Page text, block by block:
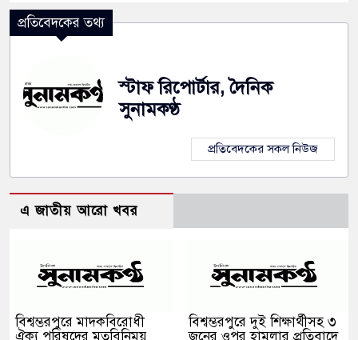
প্রতিবেদকের তথ্য
স্টাফ রিপোর্টার, দৈনিক
সুনামকণ্ঠ
প্রতিবেদকের সকল নিউজ
এ জাতীয় আরো খবর
বিশ্বম্ভরপুরে মাদকবিরোধী
ঐক্য পরিষদের মতবিনিময়
বিশ্বম্ভরপুরে দুই শিক্ষার্থীসহ ৩
জনের ওপর হামলার প্রতিবাদে